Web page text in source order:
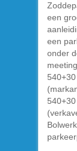
een
een
onder